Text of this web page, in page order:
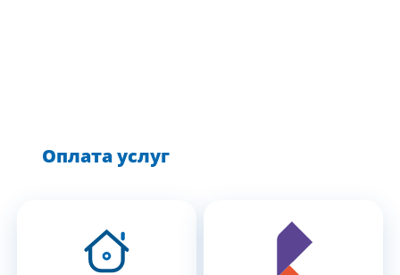
Оплата услуг